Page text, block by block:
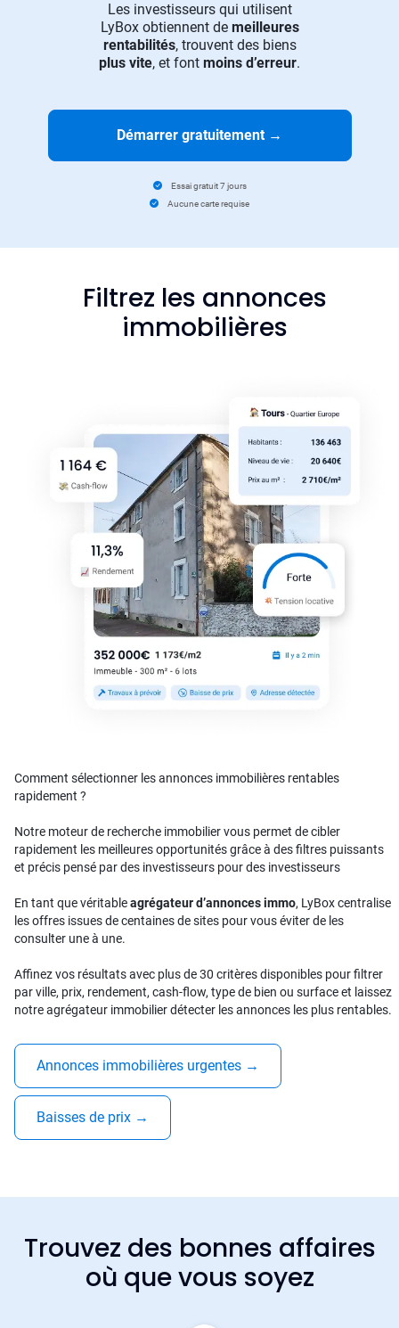
Les investisseurs qui utilisent
LyBox obtiennent de meilleures
rentabilités, trouvent des biens
plus vite, et font moins d’erreur.
Démarrer gratuitement →
Essai gratuit 7 jours
Aucune carte requise
Filtrez les annonces
immobilières
Comment sélectionner les annonces immobilières rentables
rapidement ?
Notre moteur de recherche immobilier vous permet de cibler
rapidement les meilleures opportunités grâce à des filtres puissants
et précis pensé par des investisseurs pour des investisseurs
En tant que véritableagrégateur d’annonces immo, LyBox centralise
les offres issues de centaines de sites pour vous éviter de les
consulter une à une.
Affinez vos résultats avec plus de 30 critères disponibles pour filtrer
par ville, prix, rendement, cash-flow, type de bien ou surface et laissez
notre agrégateur immobilier détecter les annonces les plus rentables.
Annonces immobilières urgentes →
Baisses de prix →
Trouvez des bonnes affaires
où que vous soyez